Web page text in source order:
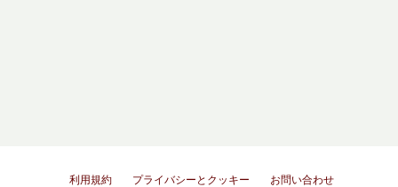
利用規約 プライバシーとクッキー お問い合わせ